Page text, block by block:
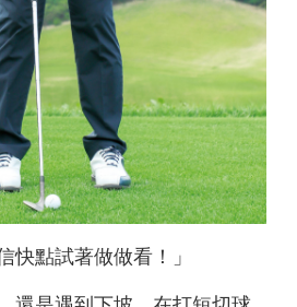
快點試著做做看！」